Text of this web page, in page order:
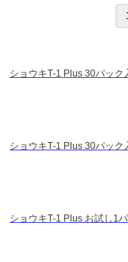
ショウキT-1 Plus 30パック
ショウキT-1 Plus 30パック
ショウキT-1 Plus お試し1